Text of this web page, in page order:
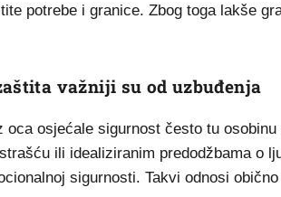
potrebe i granice. Zbog toga lakše
važniji su od uzbuđenja
oca osjećale sigurnost često tu
ili idealiziranim predodžbama o
sigurnosti. Takvi odnosi